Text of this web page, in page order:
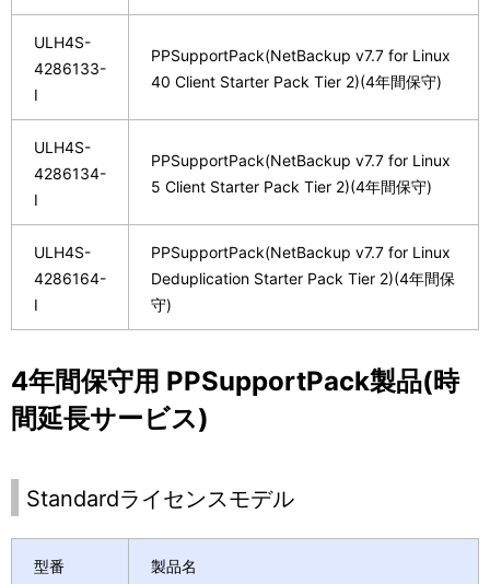
ULH4S-
4286133-
I
PPSupportPack(NetBackup v7.7 for Linux
40 Client Starter Pack Tier 2)(4年間保守)
ULH4S-
4286134-
I
PPSupportPack(NetBackup v7.7 for Linux
5 Client Starter Pack Tier 2)(4年間保守)
ULH4S-
4286164-
I
PPSupportPack(NetBackup v7.7 for Linux
Deduplication Starter Pack Tier 2)(4年間保
守)
4年間保守用 PPSupportPack製品(時
間延長サービス)
Standardライセンスモデル
型番 製品名